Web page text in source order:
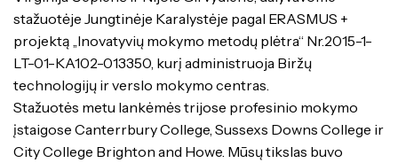
stažuotėje Jungtinėje Karalystėje pagal ERASMUS +
projektą ,,Inovatyvių mokymo metodų plėtra“ Nr.2015-1-
LT-01-KA102-013350, kurį administruoja Biržų
technologijų ir verslo mokymo centras.
Stažuotės metu lankėmės trijose profesinio mokymo
įstaigose Canterrbury College, Sussexs Downs College ir
City College Brighton and Howe. Mūsų tikslas buvo